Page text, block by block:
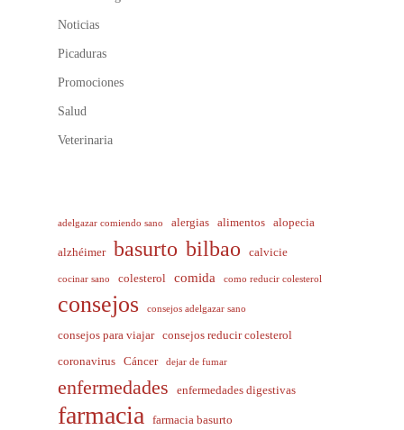
Noticias
Picaduras
Promociones
Salud
Veterinaria
adelgazar comiendo sano alergias alimentos alopecia
alzhéimer basurto bilbao calvicie
cocinar sano colesterol comida como reducir colesterol
consejos consejos adelgazar sano
consejos para viajar consejos reducir colesterol
coronavirus Cáncer dejar de fumar
enfermedades enfermedades digestivas
farmacia farmacia basurto